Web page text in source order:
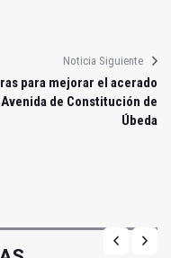
Noticia Siguiente
para mejorar el acerado
de Constitución de
Úbeda